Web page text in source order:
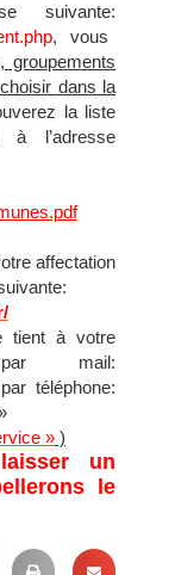
suivante:
, vous
groupements
dans la
la liste
à l’adresse
affectation
tient à votre
mail:
téléphone:
» )
un
le